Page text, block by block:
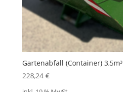
Gartenabfall (Container) 3,5m³
228,24 €